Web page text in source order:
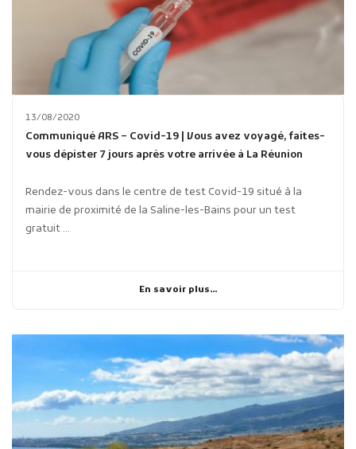
13/08/2020
Communiqué ARS – Covid-19 | Vous avez voyagé, faites-
vous dépister 7 jours après votre arrivée à La Réunion
Rendez-vous dans le centre de test Covid-19 situé à la
mairie de proximité de la Saline-les-Bains pour un test
gratuit ...
En savoir plus...